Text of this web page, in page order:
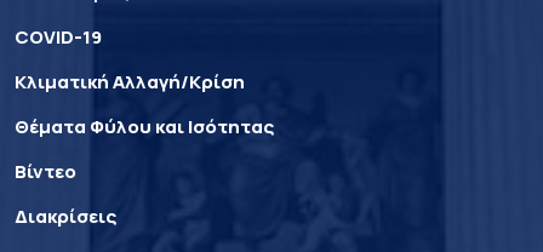
COVID-19
Κλιματική Αλλαγή/Κρίση
Θέματα Φύλου και Ισότητας
Βίντεο
Διακρίσεις